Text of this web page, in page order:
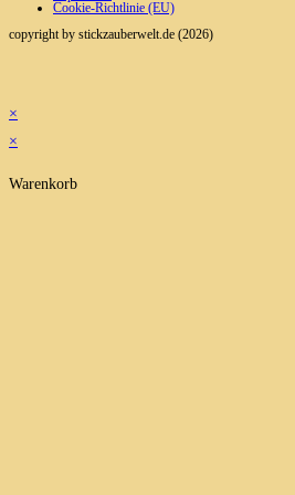
Cookie-Richtlinie (EU)
copyright by stickzauberwelt.de (2026)
×
×
Warenkorb